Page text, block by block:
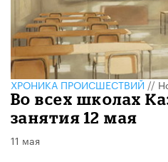
ХРОНИКА ПРОИСШЕСТВИЙ//
Во всех школах
занятия 12 мая
11 мая